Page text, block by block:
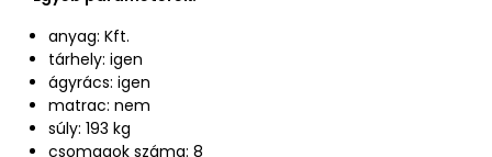
anyag: Kft.
tárhely: igen
ágyrács: igen
matrac: nem
súly: 193 kg
csomagok száma: 8